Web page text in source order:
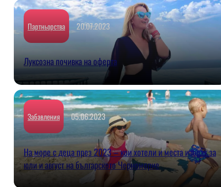
Партньорства 20.07.2023
Луксозна почивка на офертa
Забавления 05.06.2023
На море с деца през 2023 – кои хотели и места избрах за
юли и август на българското Черноморие